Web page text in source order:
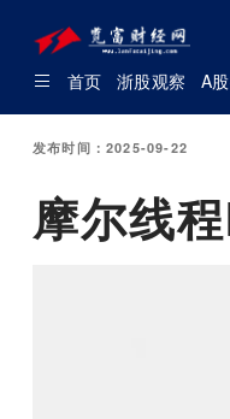
首页 浙股观察 A
发布时间：2025-09-22
摩尔线